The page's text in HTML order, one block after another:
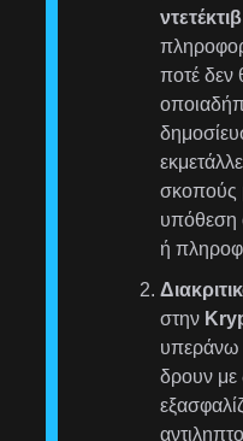
ντετέκτιβ
ποτέ δεν
σκοπούς
υπόθεση
ή
στην
υπεράνω
δρουν με